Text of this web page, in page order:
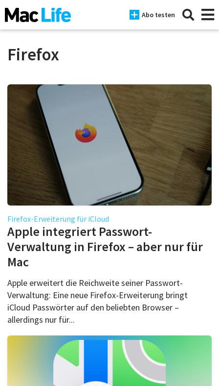
Abo testen
iPhone
Tests
Tipps
Magazine
Über uns
Podcast
Mac Life+
Anmelden
Firefox
Firefox-Erweiterung für iCloud
Apple integriert Passwort-
Verwaltung in Firefox – aber nur für
Mac
Apple erweitert die Reichweite seiner Passwort-
Verwaltung: Eine neue Firefox-Erweiterung bringt
iCloud Passwörter auf den beliebten Browser –
allerdings nur für...